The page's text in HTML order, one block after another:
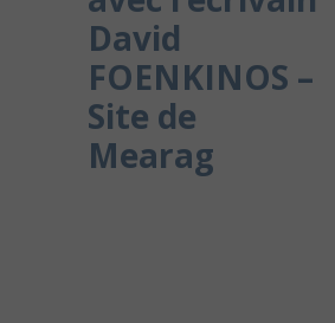
David
FOENKINOS –
Site de
Mearag